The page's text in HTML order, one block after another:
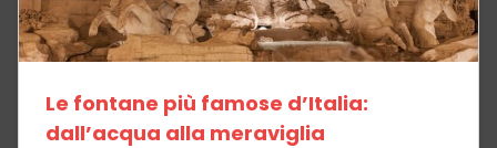
Le fontane più famose d’Italia:
dall’acqua alla meraviglia